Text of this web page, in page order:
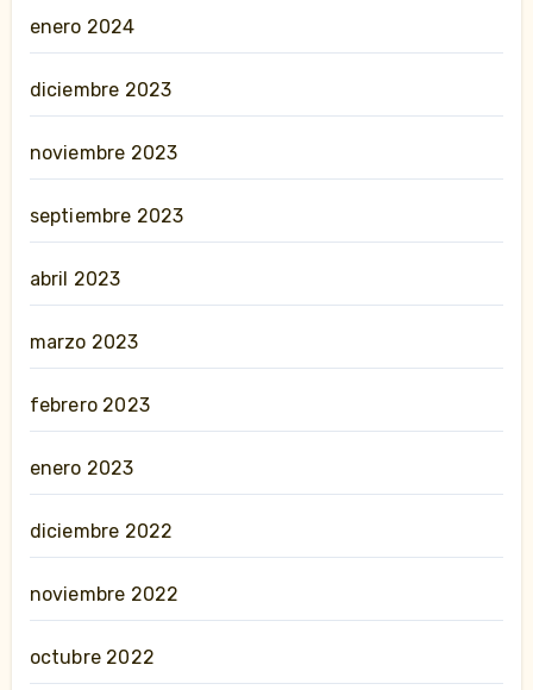
enero 2024
diciembre 2023
noviembre 2023
septiembre 2023
abril 2023
marzo 2023
febrero 2023
enero 2023
diciembre 2022
noviembre 2022
octubre 2022